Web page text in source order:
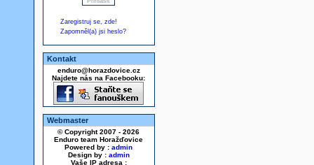
Zaregistruj se, zde!
Zapomněl(a) jsi heslo?
Kontakt
enduro@horazdovice.cz
Najdete nás na Facebooku:
Webmaster
© Copyright 2007 - 2026
Enduro team Horažďovice
Powered by : admin
Design by : admin
Vaše IP adresa :